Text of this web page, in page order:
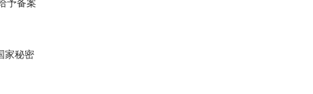
家秘密